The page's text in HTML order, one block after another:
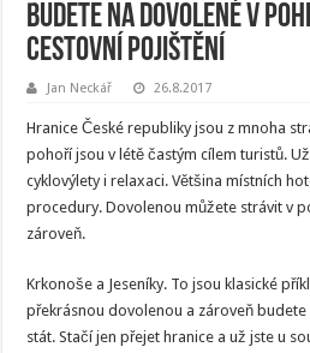
Budete na dovolené v
cestovní pojištění
Jan Neckář 26.8.2017
Hranice České republiky jsou z mnoha
pohoří jsou v létě častým cílem turistů.
cyklovýlety i relaxaci. Většina místních
procedury. Dovolenou můžete strávit v
zároveň.
Krkonoše a Jeseníky. To jsou klasické
překrásnou dovolenou a zároveň
stát. Stačí jen přejet hranice a už jste u